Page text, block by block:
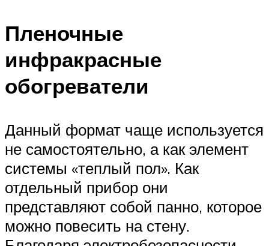
Пленочные
инфракрасные
обогреватели
Данный формат чаще используется
не самостоятельно, а как элемент
системы «теплый пол». Как
отдельный прибор они
представляют собой панно, которое
можно повесить на стену.